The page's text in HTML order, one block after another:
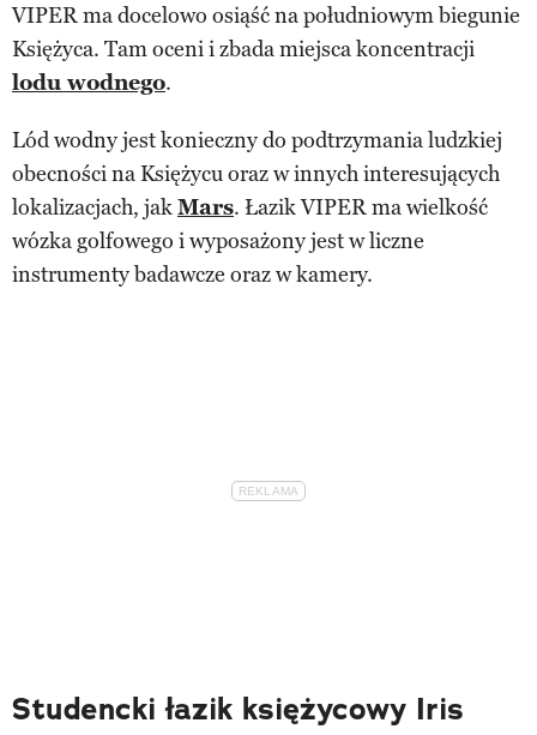
VIPER ma docelowo osiąść na południowym biegunie
Księżyca. Tam oceni i zbada miejsca koncentracji
lodu wodnego.
Lód wodny jest konieczny do podtrzymania ludzkiej
obecności na Księżycu oraz w innych interesujących
lokalizacjach, jakMars. Łazik VIPER ma wielkość
wózka golfowego i wyposażony jest w liczne
instrumenty badawcze oraz w kamery.
Studencki łazik księżycowy Iris